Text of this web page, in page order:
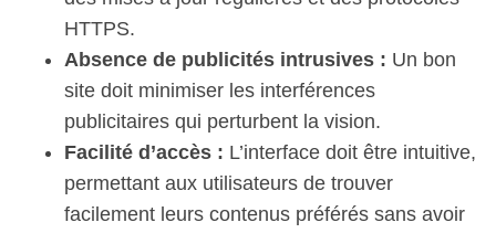
HTTPS.
Absence de publicités intrusives : Un bon
site doit minimiser les interférences
publicitaires qui perturbent la vision.
Facilité d’accès : L’interface doit être intuitive,
permettant aux utilisateurs de trouver
facilement leurs contenus préférés sans avoir